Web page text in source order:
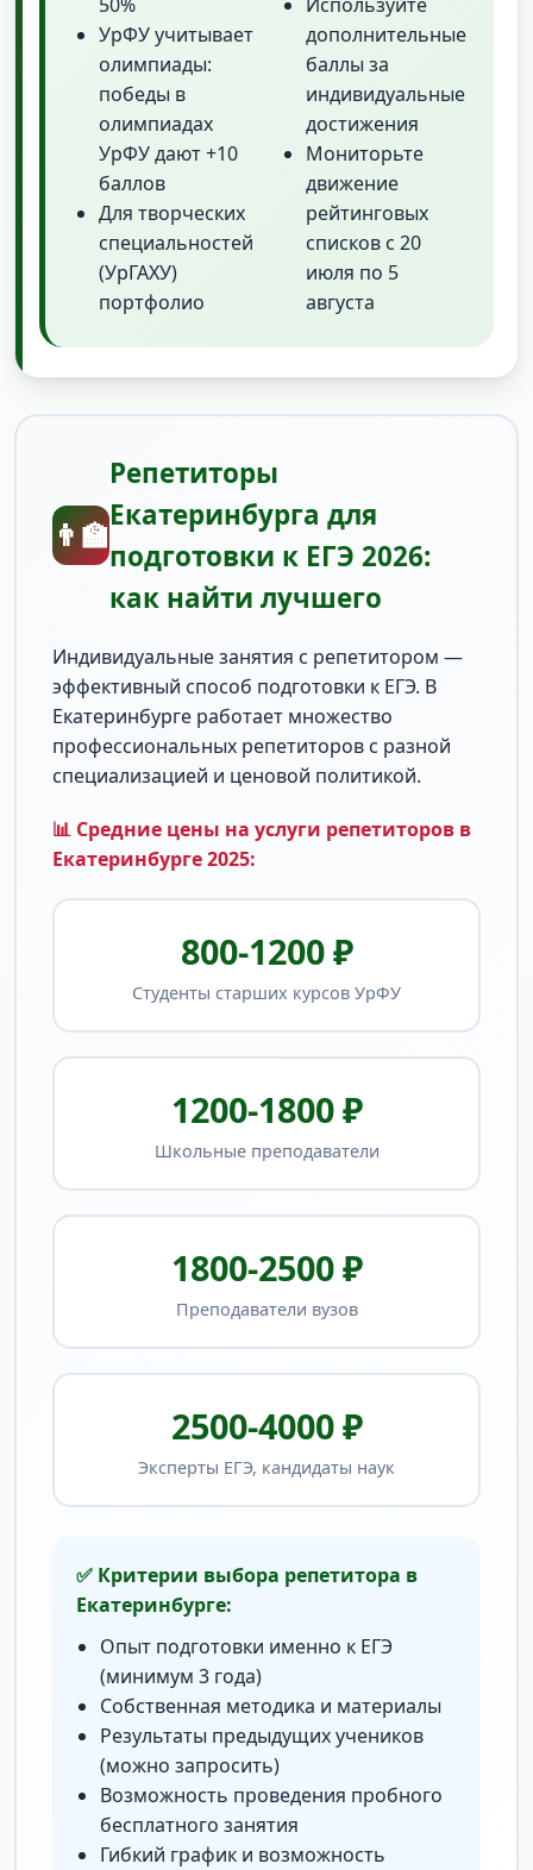
УрФУ учитывает
олимпиады:
победы в
олимпиадах
УрФУ дают +10
баллов
Для творческих
специальностей
(УрГАХУ)
портфолио
дополнительные
баллы за
индивидуальные
достижения
Мониторьте
движение
рейтинговых
списков с 20
июля по 5
августа
👨‍🏫
Репетиторы
Екатеринбурга для
подготовки к ЕГЭ 2026:
как найти лучшего
Индивидуальные занятия с репетитором —
эффективный способ подготовки к ЕГЭ. В
Екатеринбурге работает множество
профессиональных репетиторов с разной
специализацией и ценовой политикой.
📊 Средние цены на услуги репетиторов в
Екатеринбурге 2025:
800-1200 ₽
Студенты старших курсов УрФУ
1200-1800 ₽
Школьные преподаватели
1800-2500 ₽
Преподаватели вузов
2500-4000 ₽
Эксперты ЕГЭ, кандидаты наук
✅ Критерии выбора репетитора в
Екатеринбурге:
Опыт подготовки именно к ЕГЭ
(минимум 3 года)
Собственная методика и материалы
Результаты предыдущих учеников
(можно запросить)
Возможность проведения пробного
бесплатного занятия
Гибкий график и возможность